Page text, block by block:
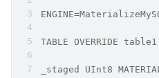
TABLE OVERRIDE
_staged UInt8